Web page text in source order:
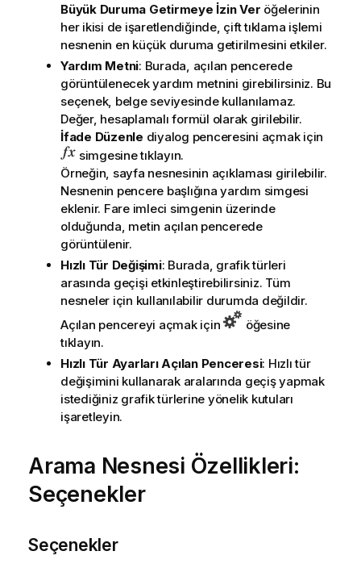
Büyük Duruma Getirmeye İzin Ver öğelerinin
her ikisi de işaretlendiğinde, çift tıklama işlemi
nesnenin en küçük duruma getirilmesini etkiler.
Yardım Metni: Burada, açılan pencerede
görüntülenecek yardım metnini girebilirsiniz. Bu
seçenek, belge seviyesinde kullanılamaz.
Değer, hesaplamalı formül olarak girilebilir.
İfade Düzenle diyalog penceresini açmak için
simgesine tıklayın.
Örneğin, sayfa nesnesinin açıklaması girilebilir.
Nesnenin pencere başlığına yardım simgesi
eklenir. Fare imleci simgenin üzerinde
olduğunda, metin açılan pencerede
görüntülenir.
Hızlı Tür Değişimi: Burada, grafik türleri
arasında geçişi etkinleştirebilirsiniz. Tüm
nesneler için kullanılabilir durumda değildir.
Açılan pencereyi açmak için
öğesine
tıklayın.
Hızlı Tür Ayarları Açılan Penceresi: Hızlı tür
değişimini kullanarak aralarında geçiş yapmak
istediğiniz grafik türlerine yönelik kutuları
işaretleyin.
Arama Nesnesi Özellikleri:
Seçenekler
Seçenekler